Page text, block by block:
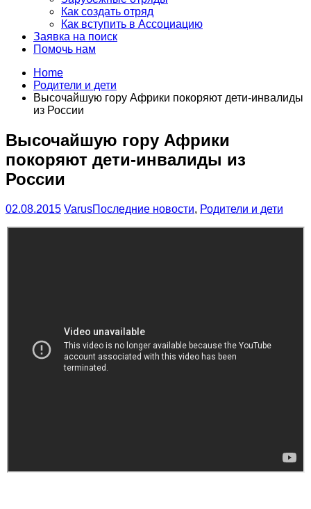
Как создать отряд
Как вступить в Ассоциацию
Заявка на поиск
Помочь нам
Home
Родители и дети
Высочайшую гору Африки покоряют дети-инвалиды
из России
Высочайшую гору Африки
покоряют дети-инвалиды из
России
02.08.2015 VarusПоследние новости, Родители и дети